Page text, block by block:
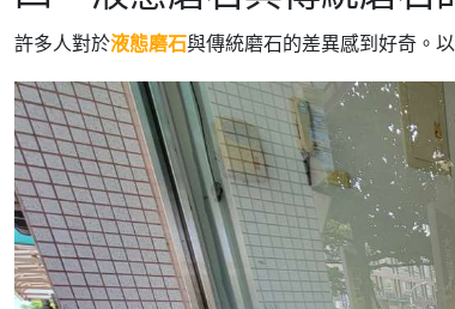
許多人對於液態磨石與傳統磨石的差異感到好奇。